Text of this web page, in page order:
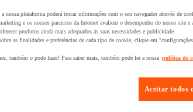
plataforma poderá trocar informações com o seu navegador através de
e os nossos parceiros da Internet avaliem o desempenho do nosso site e
produtos ainda mais adequados às suas necessidades e publicidade
as finalidades e preferências de cada tipo de cookie, clique em
também o pode fazer! Para saber mais, também pode ler a nossa política de
Aceitar todos